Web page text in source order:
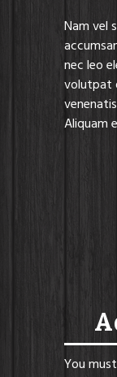
Nam vel
nec leo
volutpat
Aliquam
You